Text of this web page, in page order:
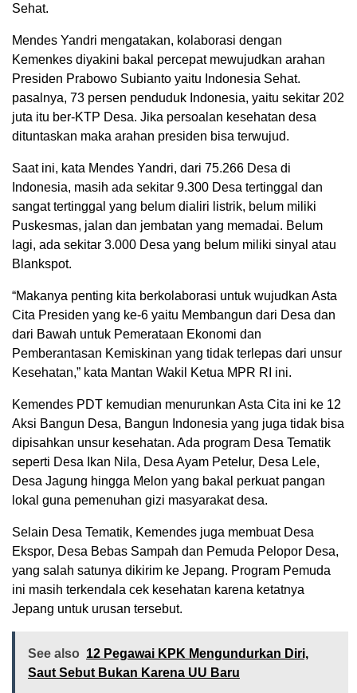
Sehat.
Mendes Yandri mengatakan, kolaborasi dengan
Kemenkes diyakini bakal percepat mewujudkan arahan
Presiden Prabowo Subianto yaitu Indonesia Sehat.
pasalnya, 73 persen penduduk Indonesia, yaitu sekitar 202
juta itu ber-KTP Desa. Jika persoalan kesehatan desa
dituntaskan maka arahan presiden bisa terwujud.
Saat ini, kata Mendes Yandri, dari 75.266 Desa di
Indonesia, masih ada sekitar 9.300 Desa tertinggal dan
sangat tertinggal yang belum dialiri listrik, belum miliki
Puskesmas, jalan dan jembatan yang memadai. Belum
lagi, ada sekitar 3.000 Desa yang belum miliki sinyal atau
Blankspot.
“Makanya penting kita berkolaborasi untuk wujudkan Asta
Cita Presiden yang ke-6 yaitu Membangun dari Desa dan
dari Bawah untuk Pemerataan Ekonomi dan
Pemberantasan Kemiskinan yang tidak terlepas dari unsur
Kesehatan,” kata Mantan Wakil Ketua MPR RI ini.
Kemendes PDT kemudian menurunkan Asta Cita ini ke 12
Aksi Bangun Desa, Bangun Indonesia yang juga tidak bisa
dipisahkan unsur kesehatan. Ada program Desa Tematik
seperti Desa Ikan Nila, Desa Ayam Petelur, Desa Lele,
Desa Jagung hingga Melon yang bakal perkuat pangan
lokal guna pemenuhan gizi masyarakat desa.
Selain Desa Tematik, Kemendes juga membuat Desa
Ekspor, Desa Bebas Sampah dan Pemuda Pelopor Desa,
yang salah satunya dikirim ke Jepang. Program Pemuda
ini masih terkendala cek kesehatan karena ketatnya
Jepang untuk urusan tersebut.
See also 12 Pegawai KPK Mengundurkan Diri,
Saut Sebut Bukan Karena UU Baru